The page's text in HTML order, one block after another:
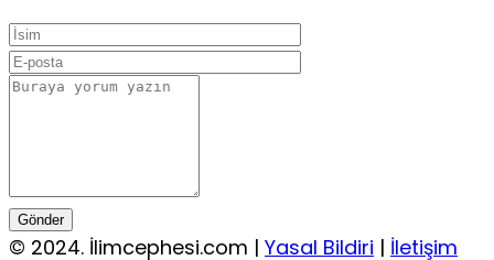
Gönder
© 2024. İlimcephesi.com | Yasal Bildiri | İletişim